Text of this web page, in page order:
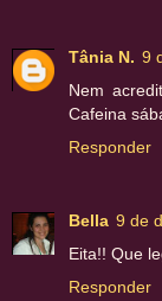
Tânia N. 9
Nem
Cafeina
Responder
Bella 9 de
Eita!! Que
Responder